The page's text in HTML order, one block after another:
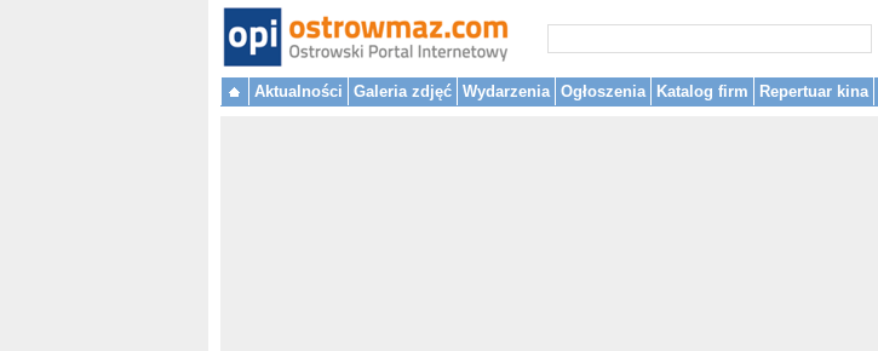
Aktualności Galeria zdjęć Wydarzenia Ogłoszenia Katalog firm Repertuar kina